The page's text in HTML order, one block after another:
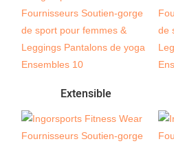
Extensible